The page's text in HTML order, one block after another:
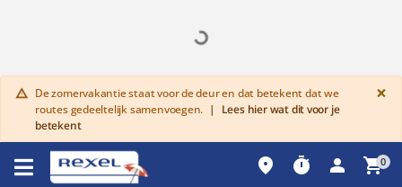
warning De zomervakantie staat voor de deur en dat betekent dat we
routes gedeeltelijk samenvoegen. |
Lees hier wat dit voor je
betekent
×
place timer person shopping_cart0